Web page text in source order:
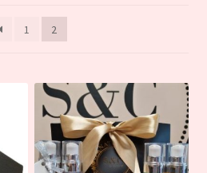
1 2